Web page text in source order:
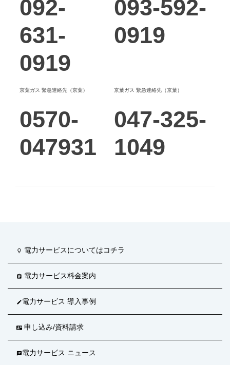
092-
631-
0919
093-592-
0919
京葉ガス 緊急連絡先（京葉）
0570-
047931
京葉ガス 緊急連絡先（京葉）
047-325-
1049
lightbulb_outline 電力サービスについてはコチラ
assignment 電力サービス料金案内
mode_edit電力サービス 導入事例
contact_mail 申し込み/資料請求
speaker_notes 電力サービス ニュース